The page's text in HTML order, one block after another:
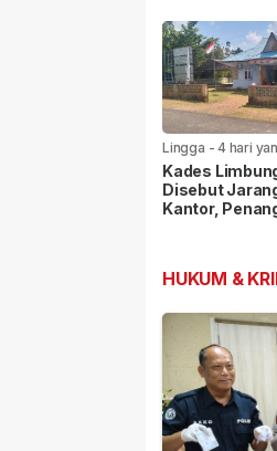
Dipastikan
Lingga -4 hari
Kades
Disebut
Kantor,
HUKUM &